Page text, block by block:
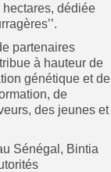
dédiée
partenaires
à hauteur de
génétique et de
de
des jeunes et
Sénégal, Bintia